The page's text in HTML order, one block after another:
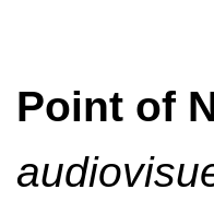
Point of